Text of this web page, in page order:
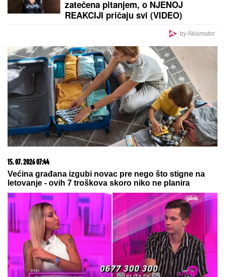
zatečena pitanjem, o NJENOJ
REAKCIJI pričaju svi (VIDEO)
by Aklamator
15. 07. 2026 07:44
Većina građana izgubi novac pre nego što stigne na
letovanje - ovih 7 troškova skoro niko ne planira